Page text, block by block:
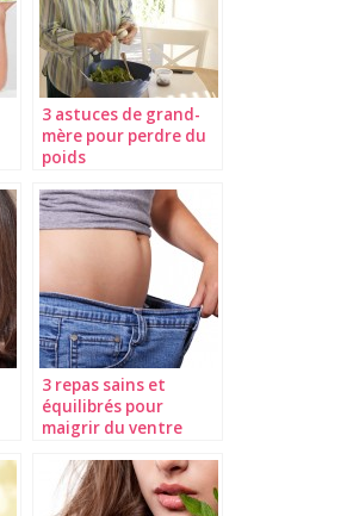
3 astuces de grand-
mère pour perdre du
poids
3 repas sains et
équilibrés pour
maigrir du ventre